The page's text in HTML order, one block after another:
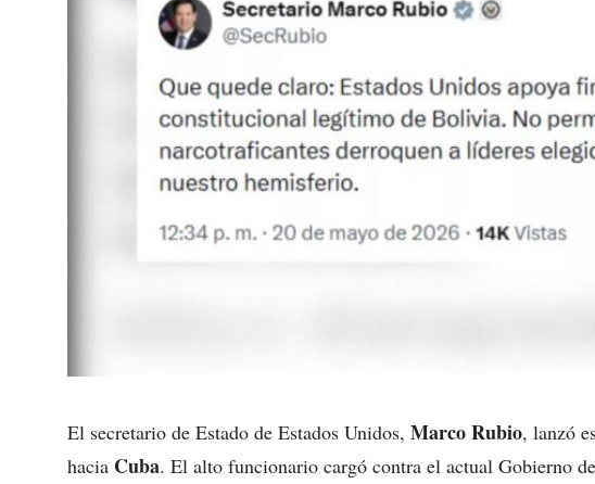
El secretario de Estado de Estados Unidos, Marco Rubio, lanzó
hacia Cuba. El alto funcionario cargó contra el actual Gobierno